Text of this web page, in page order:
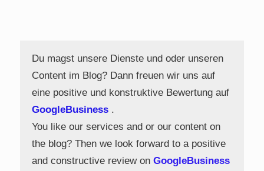
Du magst unsere Dienste und oder unseren
Content im Blog? Dann freuen wir uns auf
eine positive und konstruktive Bewertung auf
GoogleBusiness .
You like our services and or our content on
the blog? Then we look forward to a positive
and constructive review on GoogleBusiness